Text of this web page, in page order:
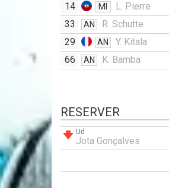
14 MI L. Pierre
33 AN R. Schutte
29 AN
Y. Kitala
66
AN K. Bamba
RESERVER
Ud
Jota Gonçalves